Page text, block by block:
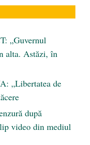
„Guvernul
alta. Astăzi, în
„Libertatea de
după
video din mediul